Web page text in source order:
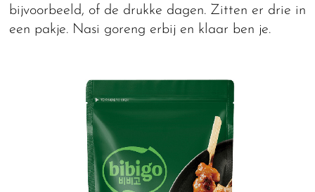
bijvoorbeeld, of de drukke dagen. Zitten er drie in
een pakje. Nasi goreng erbij en klaar ben je.